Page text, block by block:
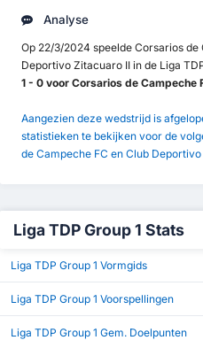
Analyse
Op 22/3/2024 speelde Corsarios de
Deportivo Zitacuaro II in de Liga
1 - 0 voor Corsarios de Campeche
Aangezien deze wedstrijd is
statistieken te bekijken voor de
de Campeche FC en Club
Liga TDP Group 1 Stats
Liga TDP Group 1 Vormgids
Liga TDP Group 1 Voorspellingen
Liga TDP Group 1 Gem. Doelpunten